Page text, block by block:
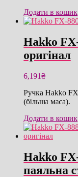
Додати в кошик
Hakko
оригінал
6,191₴
Ручка Hakko
(більша маса).
Додати в кошик
Hakko
паяльна